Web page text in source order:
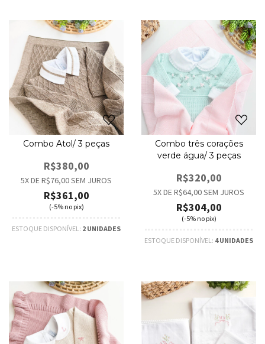
Combo Atol/ 3 peças
R$380,00
5X DER$76,00SEM JUROS
R$361,00
(-5% no pix)
ESTOQUE DISPONÍVEL: 2 UNIDADES
Combo três corações
verde água/ 3 peças
R$320,00
5X DER$64,00SEM JUROS
R$304,00
(-5% no pix)
ESTOQUE DISPONÍVEL: 4 UNIDADES